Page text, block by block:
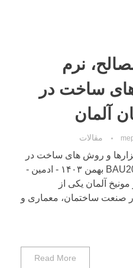
نرم
ساخت در
آلمان
مقالات
و روش های ساخت در
نمایشگاه ساختمان آلمان BAU2025 بهمن ۱۴۰۳ - ادمین -
آلمان یکی از
صنعت ساختمان، معماری و
Read More